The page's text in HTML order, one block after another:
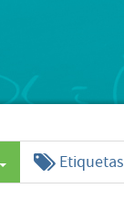
Etiquetas